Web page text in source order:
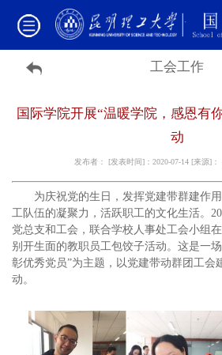
工会工作
国际学院开展“温暖学院，感恩有
动
发布者： [发表时间]：2020-07-14 [来源]：
为庆祝党的生日，发挥党建带群建作
工队伍的凝聚力，活跃职工的文化生活。
党总支和工会，联合学校人事处工会小组
别开生面的教职员工包饺子活动。这是一
彰优秀党员”为主题，以党建带动群团工会
动。